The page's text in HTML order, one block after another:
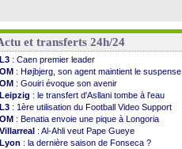
et transferts 24h/24
L3 : Caen premier leader
OM : Højbjerg, son agent maintient le suspense
OM : Gouiri évoque son avenir
Leipzig : le transfert d'Asllani tombe à l'eau
L3 : 1ère utilisation du Football Video Support
OM : Benatia envoie une pique à Longoria
Villarreal : Al-Ahli veut Pape Gueye
Lyon : la dernière saison de Fonseca ?